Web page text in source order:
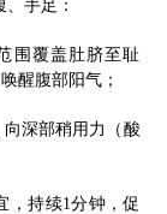
手足：
围覆盖肚脐至耻
醒腹部阳气；
深部稍用力（酸
，持续1分钟，促